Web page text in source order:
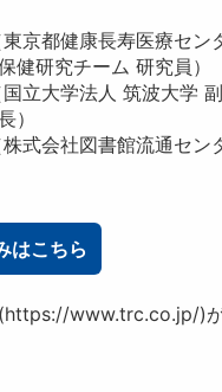
京都健康長寿医療セン
健研究チーム 研究員）
立大学法人 筑波大学
）
式会社図書館流通セン
はこちら
www.trc.co.jp/)が